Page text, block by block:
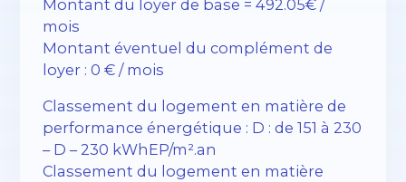
Montant du loyer de base = 492.05€ /
mois
Montant éventuel du complément de
loyer : 0 € / mois
Classement du logement en matière de
performance énergétique : D : de 151 à 230
– D – 230 kWhEP/m².an
Classement du logement en matière